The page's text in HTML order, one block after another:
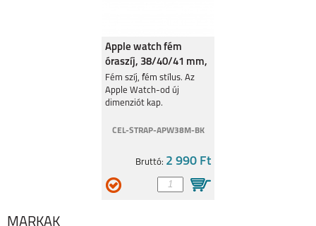
APPLE WATCH
SERIES 8, 45MM
(2022) 40MM
Apple watch fém
óraszíj, 38/40/41 mm,
Fekete
Fém szíj, fém stílus. Az
Apple Watch-od új
dimenziót kap.
CEL-STRAP-APW38M-BK
Bruttó: 2 990 Ft
MÁRKÁK